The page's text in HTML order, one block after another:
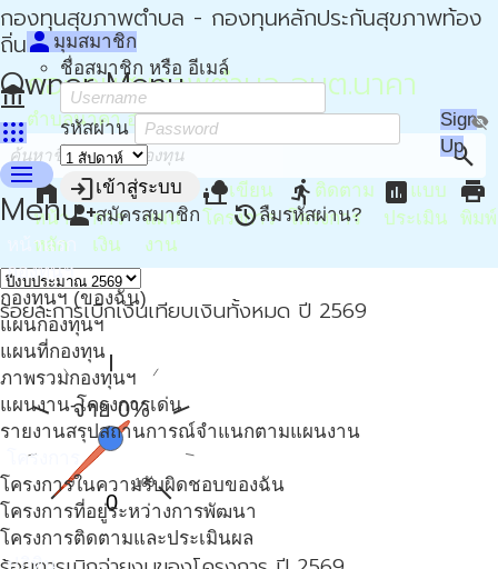
กองทุนสุขภาพตำบล - กองทุนหลักประกันสุขภาพท้อง
ถิ่น - กปท
Owner Menu
apps
person มุมสมาชิก
ชื่อสมาชิก หรือ อีเมล์
รหัสผ่าน visibility_off
loginเข้าสู่ระบบ
person_addสมัครสมาชิก restoreลืมรหัสผ่าน?
Sign
Up
menu
Menu
หน้าแรก
กองทุนฯ
กองทุนฯ (ของฉัน)
แผนกองทุนฯ
แผนที่กองทุน
ภาพรวมกองทุนฯ
แผนงาน-โครงการเด่น
รายงานสรุปสถานการณ์จำแนกตามแผนงาน
โครงการ
โครงการในความรับผิดชอบของฉัน
โครงการที่อยู่ระหว่างการพัฒนา
โครงการติดตามและประเมินผล
ปฎิทิน
account_balanceกองทุนสุขภาพตำบล อบต.นาคา
ตำบลนาคา อำเภอสุขสำราญ จังหวัดระนอง
search
home
หน้า
หลัก
attach_money
การ
เงิน
device_hub
แผน
งาน
nature_peopleเขียน
โครงการ
directions_run ติดตาม
โครงการ
assessment แบบ
ประเมิน
print
พิมพ์
ร้อยละการเบิกเงินเทียบเงินทั้งหมด ปี 2569
จ่าย 0%
0 100
0